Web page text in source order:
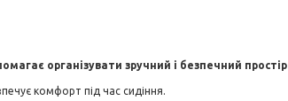
організувати зручний і безпечний простір
комфорт під час сидіння.